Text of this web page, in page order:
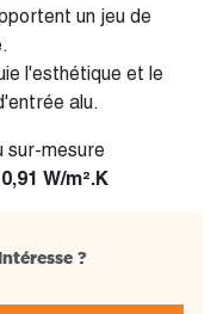
un jeu de
l'esthétique et le
alu.
sur-mesure
0,91 W/m².K
?